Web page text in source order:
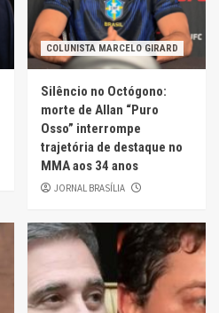
COLUNISTA MARCELO GIRARD
Silêncio no Octógono:
morte de Allan “Puro
Osso” interrompe
trajetória de destaque no
MMA aos 34 anos
JORNAL BRASÍLIA